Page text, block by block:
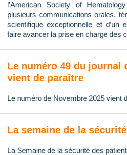
l’American Society of
plusieurs communications orales,
scientifique exceptionnelle et d’un
faire avancer la prise en charge des
Le numéro 49 du journal
vient de paraître
Le numéro de Novembre 2025 vient
La semaine de la
La Semaine de la sécurité des